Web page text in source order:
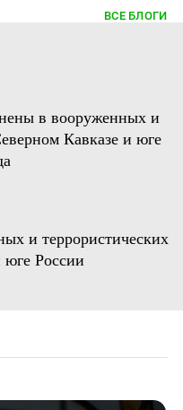
ВСЕ БЛОГИ
в вооруженных и
Кавказе и юге
и террористических
юге России